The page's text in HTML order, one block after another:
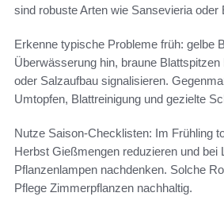
sind robuste Arten wie Sansevieria oder
Erkenne typische Probleme früh: gelbe
Überwässerung hin, braune
oder Salzaufbau signalisieren.
Umtopfen, Blattreinigung und gezielte
Nutze Saison-Checklisten: Im Frühling
Herbst Gießmengen reduzieren und bei
Pflanzenlampen nachdenken. Solche
Pflege Zimmerpflanzen nachhaltig.